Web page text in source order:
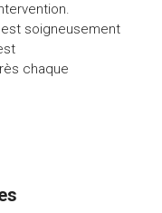
soigneusement
chaque